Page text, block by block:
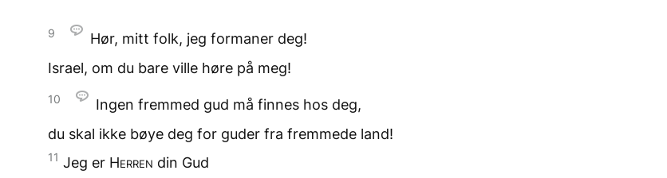
9 Hør, mitt folk, jeg formaner deg!
Israel, om du bare ville høre på meg!
10 Ingen fremmed gud må finnes hos deg,
du skal ikke bøye deg for guder fra fremmede land!
11 Jeg er Herren din Gud